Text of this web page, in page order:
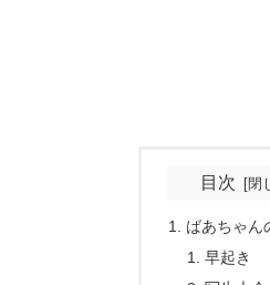
目次
ばあちゃん
早起き